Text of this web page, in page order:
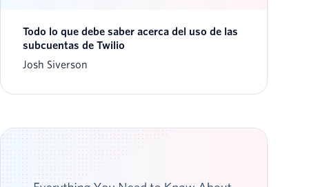
Todo lo que debe saber acerca del uso de las
subcuentas de Twilio
Josh Siverson